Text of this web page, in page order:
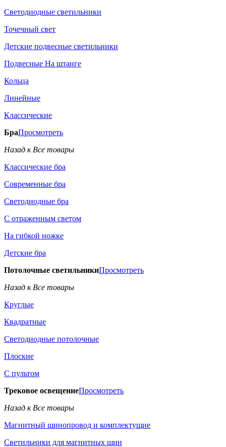
Светодиодные светильники
Точечный свет
Детские подвесные светильники
Подвесные На штанге
Кольца
Линейные
Классические
БраПросмотреть
Назад к Все товары
Классические бра
Современные бра
Светодиодные бра
С отраженным светом
На гибкой ножке
Детские бра
Потолочные светильникиПросмотреть
Назад к Все товары
Круглые
Квадратные
Светодиодные потолочные
Плоские
С пультом
Трековое освещениеПросмотреть
Назад к Все товары
Магнитный шинопровод и комплектущие
Светильники для магнитных шин